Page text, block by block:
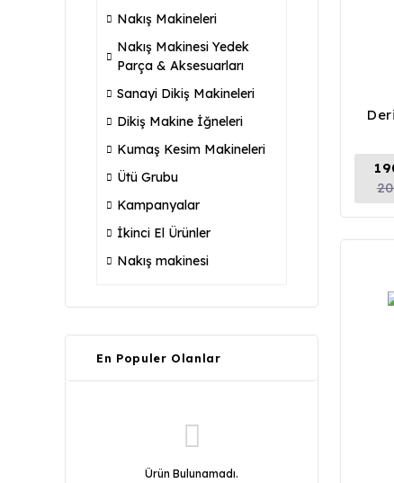
Nakış Makineleri
Nakış Makinesi Yedek
Parça & Aksesuarları
Sanayi Dikiş Makineleri
Dikiş Makine İğneleri
Kumaş Kesim Makineleri
Ütü Grubu
Kampanyalar
İkinci El Ürünler
Nakış makinesi
En Populer Olanlar
Ürün Bulunamadı.